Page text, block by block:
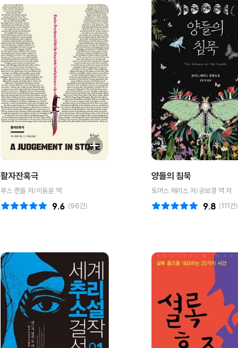
활자잔혹극
루스 렌들 저/이동윤 역
(96건)
9.6
양들의 침묵
토머스 해리스 저/공보경 역 저
(111건)
9.8